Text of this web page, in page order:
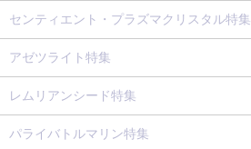
センティエント・プラズマクリスタル特集
アゼツライト特集
レムリアンシード特集
パライバトルマリン特集